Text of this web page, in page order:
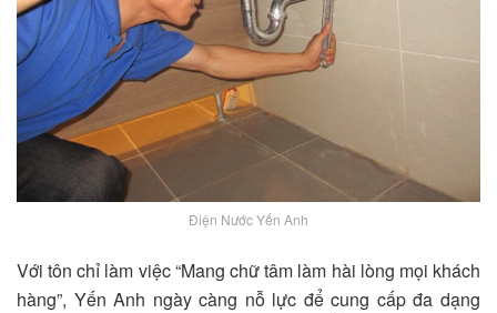
Điện Nước Yến Anh
Với tôn chỉ làm việc “Mang chữ tâm làm hài lòng mọi khách
hàng”, Yến Anh ngày càng nỗ lực để cung cấp đa dạng